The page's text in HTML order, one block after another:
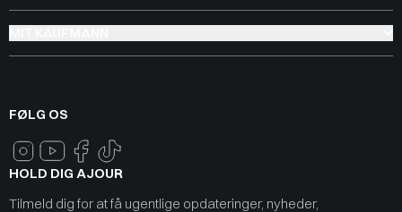
FØLG OS
HOLD DIG AJOUR
Tilmeld dig for at få ugentlige opdateringer, nyheder,